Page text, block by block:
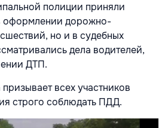
полиции приняли
оформлении дорожно-
но и в судебных
дела водителей,
ДТП.
всех участников
строго соблюдать ПДД.